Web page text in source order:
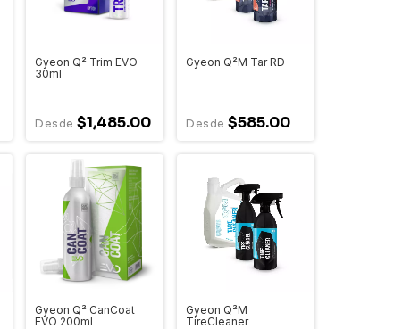
Gyeon Q² Trim EVO
30ml
$1,485.00
Gyeon Q²M Tar RD
$585.00
Gyeon Q² CanCoat
EVO 200ml
Gyeon Q²M
TireCleaner